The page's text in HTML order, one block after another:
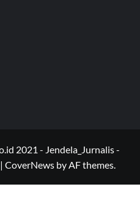
2021 - Jendela_Jurnalis -
| CoverNews by AF themes.